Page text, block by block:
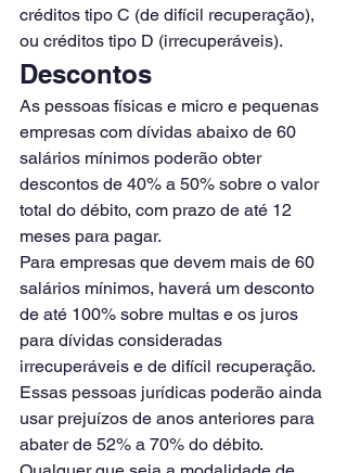
créditos tipo C (de difícil recuperação),
ou créditos tipo D (irrecuperáveis).
Descontos
As pessoas físicas e micro e pequenas
empresas com dívidas abaixo de 60
salários mínimos poderão obter
descontos de 40% a 50% sobre o valor
total do débito, com prazo de até 12
meses para pagar.
Para empresas que devem mais de 60
salários mínimos, haverá um desconto
de até 100% sobre multas e os juros
para dívidas consideradas
irrecuperáveis e de difícil recuperação.
Essas pessoas jurídicas poderão ainda
usar prejuízos de anos anteriores para
abater de 52% a 70% do débito.